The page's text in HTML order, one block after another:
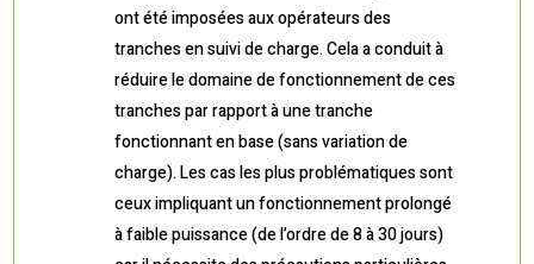
ont été imposées aux opérateurs des
tranches en suivi de charge. Cela a conduit à
réduire le domaine de fonctionnement de ces
tranches par rapport à une tranche
fonctionnant en base (sans variation de
charge). Les cas les plus problématiques sont
ceux impliquant un fonctionnement prolongé
à faible puissance (de l’ordre de 8 à 30 jours)